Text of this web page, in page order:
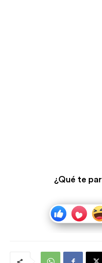
¿Qué te